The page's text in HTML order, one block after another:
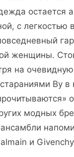
остается
с легкостью
женщины.
на
Ву в
модных
и